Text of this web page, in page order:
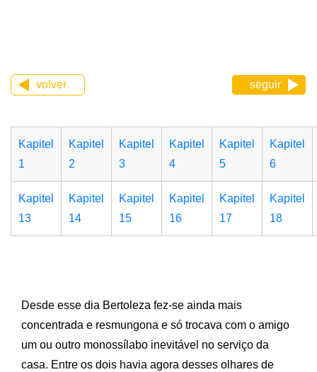
volver seguir
Kapitel
1
Kapitel
2
Kapitel
3
Kapitel
4
Kapitel
5
Kapitel
6
Kapitel
13
Kapitel
14
Kapitel
15
Kapitel
16
Kapitel
17
Kapitel
18
Desde esse dia Bertoleza fez-se ainda mais
concentrada e resmungona e só trocava com o amigo
um ou outro monossílabo inevitável no serviço da
casa. Entre os dois havia agora desses olhares de